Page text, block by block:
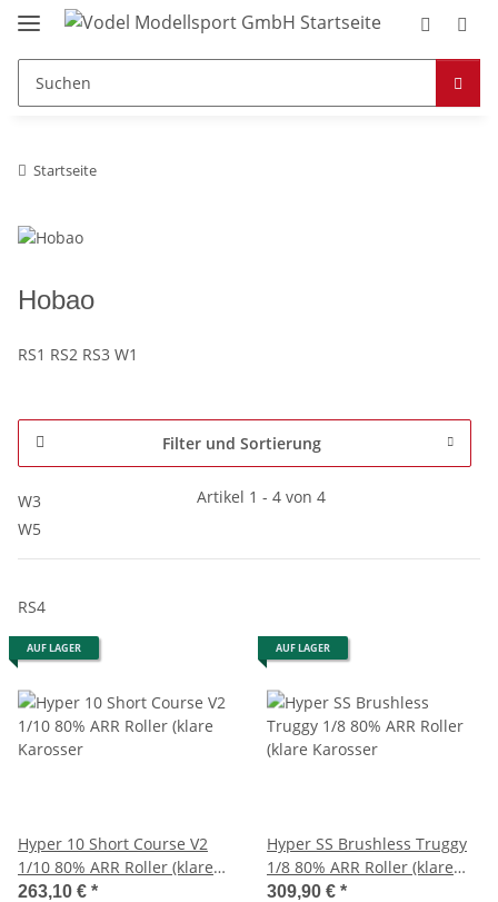
Startseite
Hobao
RS1 RS2 RS3 W1
Filter und Sortierung
W3
Artikel 1 - 4 von 4
W5
RS4
AUF LAGER
Hyper 10 Short Course V2
1/10 80% ARR Roller (klare
Karosser
263,10 € *
AUF LAGER
Hyper SS Brushless Truggy
1/8 80% ARR Roller (klare
Karosser
309,90 € *